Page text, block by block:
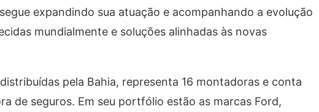
expandindo sua atuação e acompanhando a evolução
mundialmente e soluções alinhadas às novas
pela Bahia, representa 16 montadoras e conta
de seguros. Em seu portfólio estão as marcas Ford,